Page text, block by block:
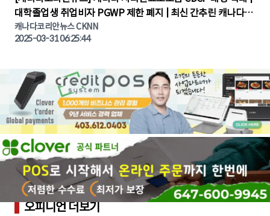
대학졸업생 취업비자 PGWP 제한 폐지 | 최신 간추린 캐나다뉴
스 | CKNNEWS | 캐나다뉴스 | 토론토뉴스
캐나다코리안뉴스 CKNN
2025-03-31 06:25:44
오피니언 더보기